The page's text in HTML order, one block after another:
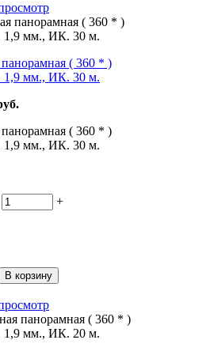
( 360 * )
1,9 мм., ИК. 30 м.
( 360 * )
1,9 мм., ИК. 30 м.
+
В корзину